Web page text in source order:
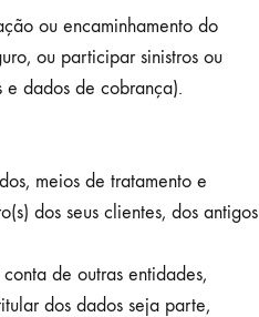
ou encaminhamento do
ou participar sinistros ou
e dados de cobrança).
meios de tratamento e
dos seus clientes, dos antigos
de outras entidades,
dos dados seja parte,